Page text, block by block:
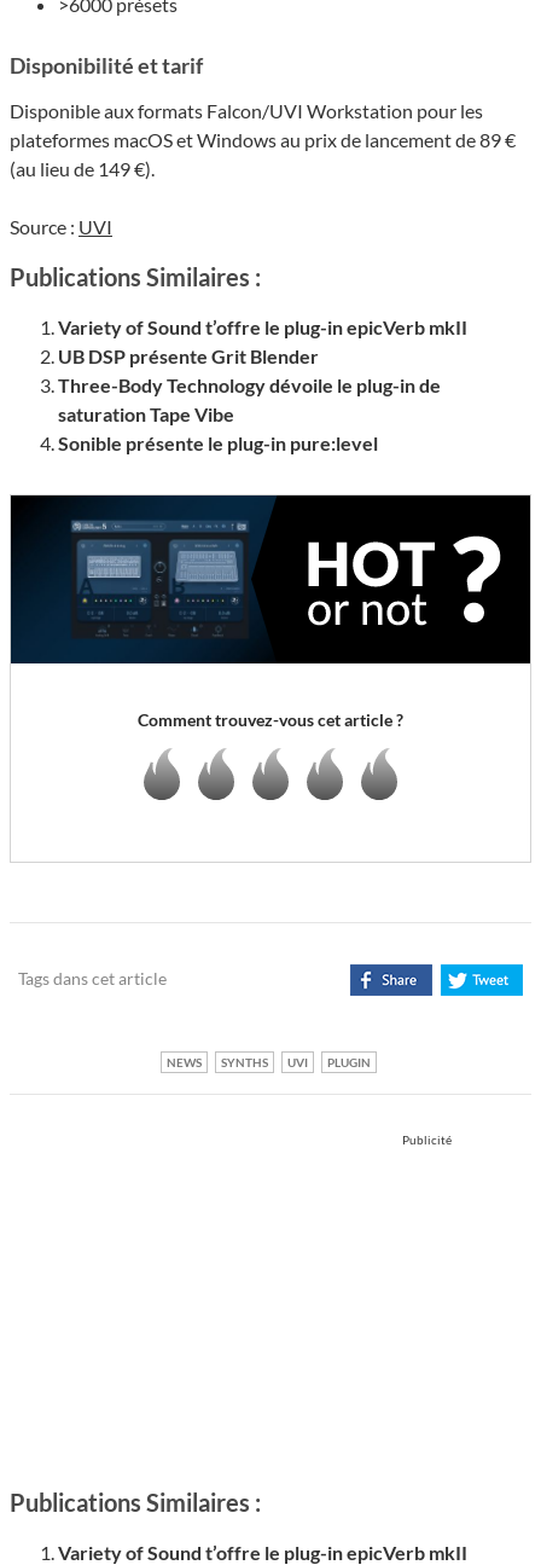
Disponibilité et tarif
Disponible aux formats Falcon/UVI Workstation pour les
plateformes macOS et Windows au prix de lancement de 89 €
(au lieu de 149 €).
Source : UVI
Publications Similaires :
Variety of Sound t’offre le plug-in epicVerb mkII
UB DSP présente Grit Blender
Three-Body Technology dévoile le plug-in de
saturation Tape Vibe
Sonible présente le plug-in pure:level
Comment trouvez-vous cet article ?
Tags dans cet article
NEWS SYNTHS UVI PLUGIN
Publicité
Publications Similaires :
Variety of Sound t’offre le plug-in epicVerb mkII